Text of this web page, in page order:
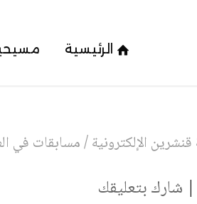
الرئيسية
الإلكترونية/مسابقات في
شارك بتعليقك